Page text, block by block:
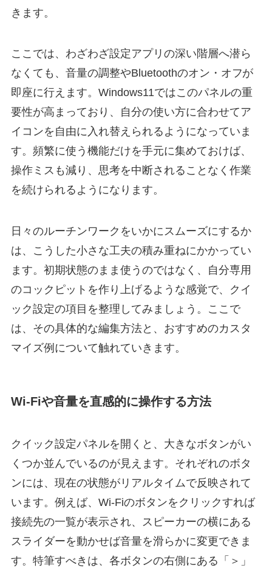
きます。
ここでは、わざわざ設定アプリの深い階層へ潜ら
なくても、音量の調整やBluetoothのオン・オフが
即座に行えます。Windows11ではこのパネルの重
要性が高まっており、自分の使い方に合わせてア
イコンを自由に入れ替えられるようになっていま
す。頻繁に使う機能だけを手元に集めておけば、
操作ミスも減り、思考を中断されることなく作業
を続けられるようになります。
日々のルーチンワークをいかにスムーズにするか
は、こうした小さな工夫の積み重ねにかかってい
ます。初期状態のまま使うのではなく、自分専用
のコックピットを作り上げるような感覚で、クイ
ック設定の項目を整理してみましょう。ここで
は、その具体的な編集方法と、おすすめのカスタ
マイズ例について触れていきます。
Wi-Fiや音量を直感的に操作する方法
クイック設定パネルを開くと、大きなボタンがい
くつか並んでいるのが見えます。それぞれのボタ
ンには、現在の状態がリアルタイムで反映されて
います。例えば、Wi-Fiのボタンをクリックすれば
接続先の一覧が表示され、スピーカーの横にある
スライダーを動かせば音量を滑らかに変更できま
す。特筆すべきは、各ボタンの右側にある「＞」